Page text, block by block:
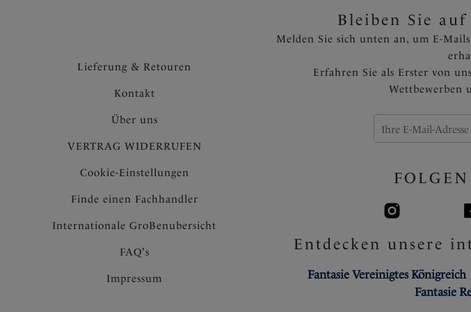
Lieferung & Retouren
Kontakt
Über uns
VERTRAG WIDERRUFEN
Cookie-Einstellungen
Finde einen Fachhandler
Internationale GroBenubersicht
FAQ's
Impressum
Bleiben Sie
Melden Sie sich unten an, um E-
Erfahren Sie als Erster von
Wettbewerben
Entdecken unsere
Fantasie Vereinigtes Königreich
Fantasie